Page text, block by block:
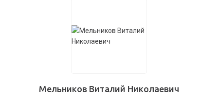
Мельников Виталий Николаевич